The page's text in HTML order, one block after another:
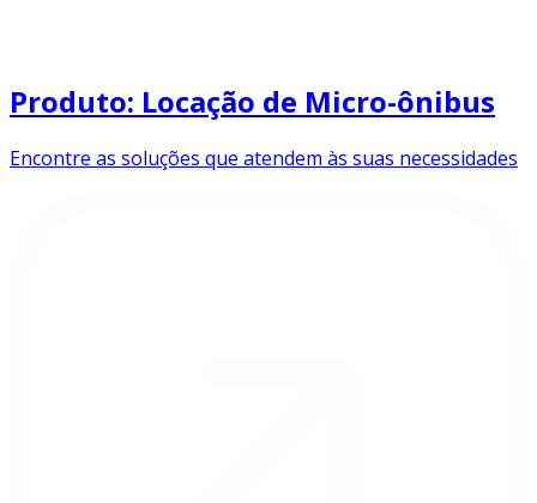
Produto: Locação de Micro-ônibus
Encontre as soluções que atendem às suas necessidades